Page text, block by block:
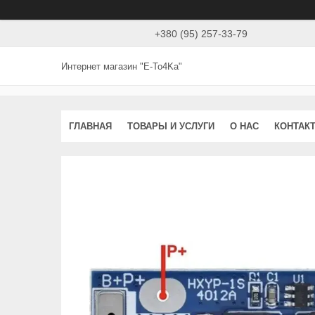
+380 (95) 257-33-79
Интернет магазин "E-To4Ka"
ГЛАВНАЯ ТОВАРЫ И УСЛУГИ О НАС